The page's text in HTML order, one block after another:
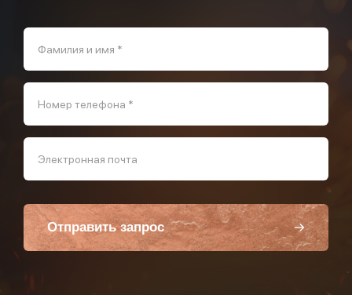
Фамилия и имя *
Номер телефона *
Электронная почта
Отправить запрос